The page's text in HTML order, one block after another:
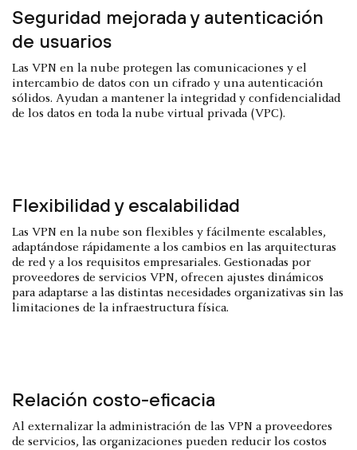
Seguridad mejorada y autenticación
de usuarios
Las VPN en la nube protegen las comunicaciones y el
intercambio de datos con un cifrado y una autenticación
sólidos. Ayudan a mantener la integridad y confidencialidad
de los datos en toda la nube virtual privada (VPC).
Flexibilidad y escalabilidad
Las VPN en la nube son flexibles y fácilmente escalables,
adaptándose rápidamente a los cambios en las arquitecturas
de red y a los requisitos empresariales. Gestionadas por
proveedores de servicios VPN, ofrecen ajustes dinámicos
para adaptarse a las distintas necesidades organizativas sin las
limitaciones de la infraestructura física.
Relación costo-eficacia
Al externalizar la administración de las VPN a proveedores
de servicios, las organizaciones pueden reducir los costos